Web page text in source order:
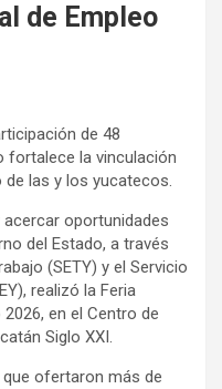
de Empleo
de 48
fortalece la vinculación
las y los yucatecos.
oportunidades
del Estado, a través
(SETY) y el Servicio
realizó la Feria
en el Centro de
Siglo XXI.
ofertaron más de